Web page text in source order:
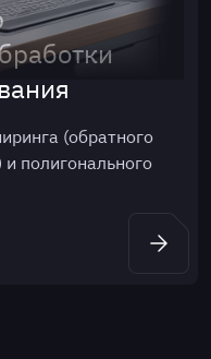
(обратного
полигонального